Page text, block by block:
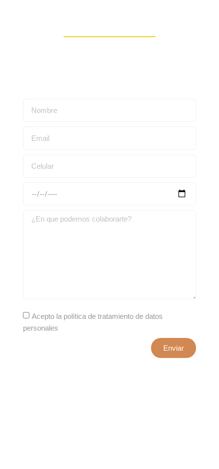
Acepto la política de tratamiento de datos
personales
Enviar